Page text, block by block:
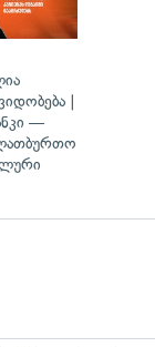
|
—